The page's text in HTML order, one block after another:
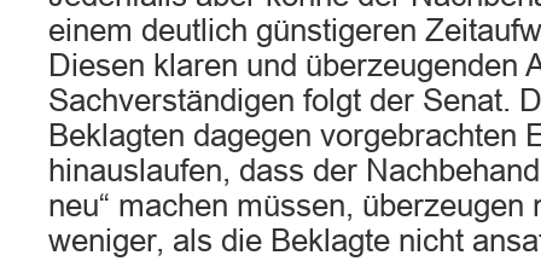
einem deutlich günstigeren
Diesen klaren und überzeugenden
Sachverständigen folgt der Senat.
Beklagten dagegen vorgebrachten
hinauslaufen, dass der
neu“ machen müssen, überzeugen
weniger, als die Beklagte nicht